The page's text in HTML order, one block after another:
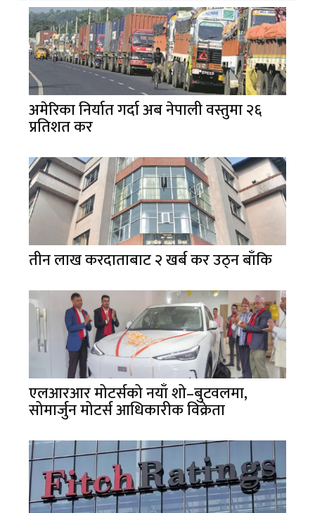
अमेरिका निर्यात गर्दा अब नेपाली वस्तुमा २६
प्रतिशत कर
तीन लाख करदाताबाट २ खर्ब कर उठ्न बाँकि
एलआरआर मोटर्सको नयाँ शो–बुटवलमा,
सोमार्जुन मोटर्स आधिकारीक विक्रेता